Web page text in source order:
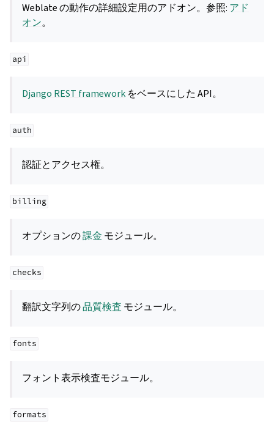
Weblate の動作の詳細設定用のアドオン。参照: アド
オン。
api
Django REST framework をベースにした API。
auth
認証とアクセス権。
billing
オプションの課金 モジュール。
checks
翻訳文字列の品質検査 モジュール。
fonts
フォント表示検査モジュール。
formats